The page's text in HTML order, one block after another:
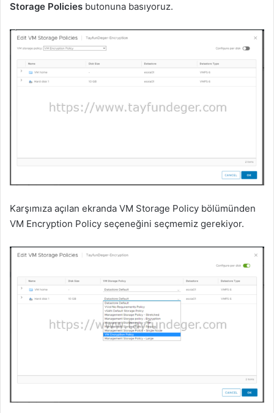
Storage Policies butonuna basıyoruz.
Karşımıza açılan ekranda VM Storage Policy bölümünden
VM Encryption Policy seçeneğini seçmemiz gerekiyor.